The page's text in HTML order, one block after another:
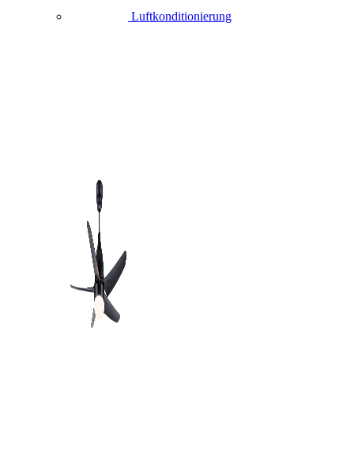
Luftkonditionierung